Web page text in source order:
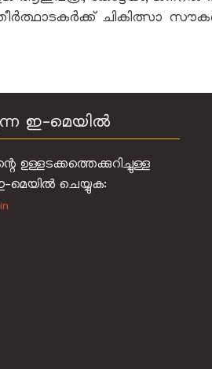
ചികിത്സാ
ഇ-മെയിൽ
മെയിൽ ചെയ്യുക: